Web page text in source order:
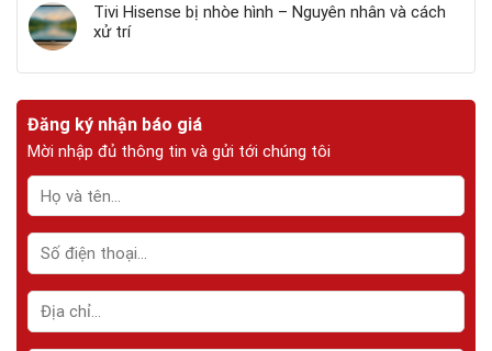
Tivi Hisense bị nhòe hình – Nguyên nhân và cách
xử trí
Đăng ký nhận báo giá
Mời nhập đủ thông tin và gửi tới chúng tôi